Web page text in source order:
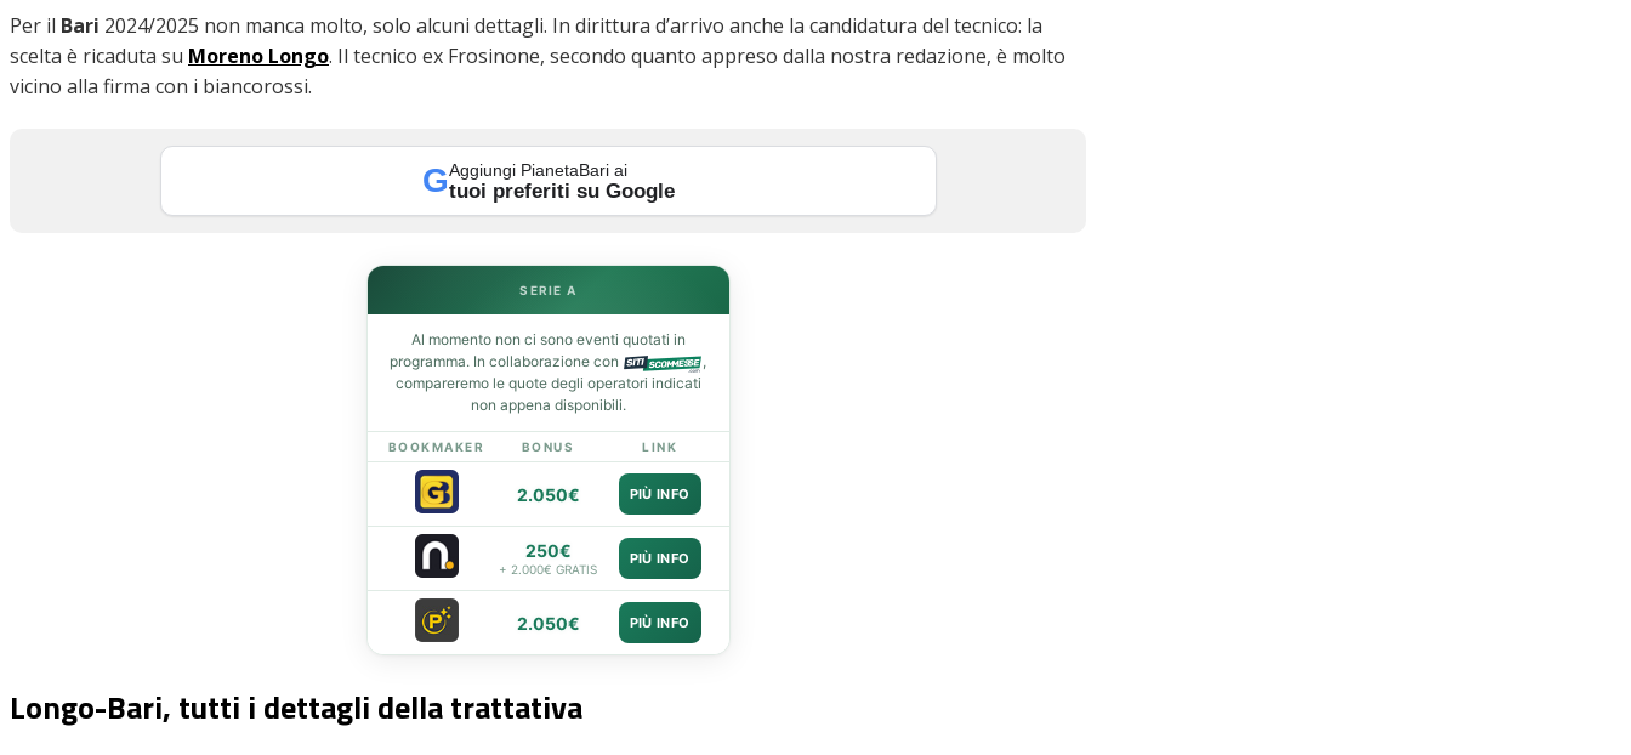
Per il Bari 2024/2025 non manca molto, solo alcuni dettagli. In dirittura d’arrivo anche la candidatura del tecnico: la
scelta è ricaduta su Moreno Longo. Il tecnico ex Frosinone, secondo quanto appreso dalla nostra redazione, è molto
vicino alla firma con i biancorossi.
GAggiungi PianetaBari ai
tuoi preferiti su Google
SERIE A
Al momento non ci sono eventi quotati in
programma. In collaborazione con
,
compareremo le quote degli operatori indicati
non appena disponibili.
BOOKMAKER BONUS LINK
2.050€ PIÙ INFO
250€
+ 2.000€ GRATIS
PIÙ INFO
2.050€ PIÙ INFO
Longo-Bari, tutti i dettagli della trattativa